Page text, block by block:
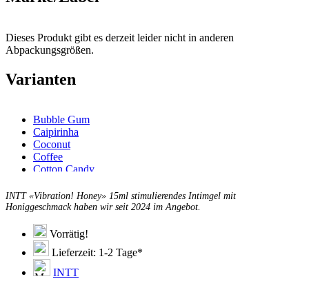
Dieses Produkt gibt es derzeit leider nicht in anderen
Abpackungsgrößen.
Varianten
Bubble Gum
Caipirinha
Coconut
Coffee
Cotton Candy
Gin & Tonic
Ice
Vodka Energy
INTT «Vibration! Honey» 15ml stimulierendes Intimgel mit
Honiggeschmack haben wir seit 2024 im Angebot.
Vorrätig!
Lieferzeit: 1-2 Tage*
INTT